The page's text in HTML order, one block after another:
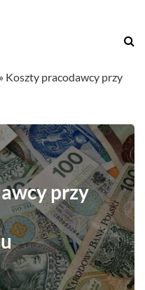
» Koszty pracodawcy przy
przy